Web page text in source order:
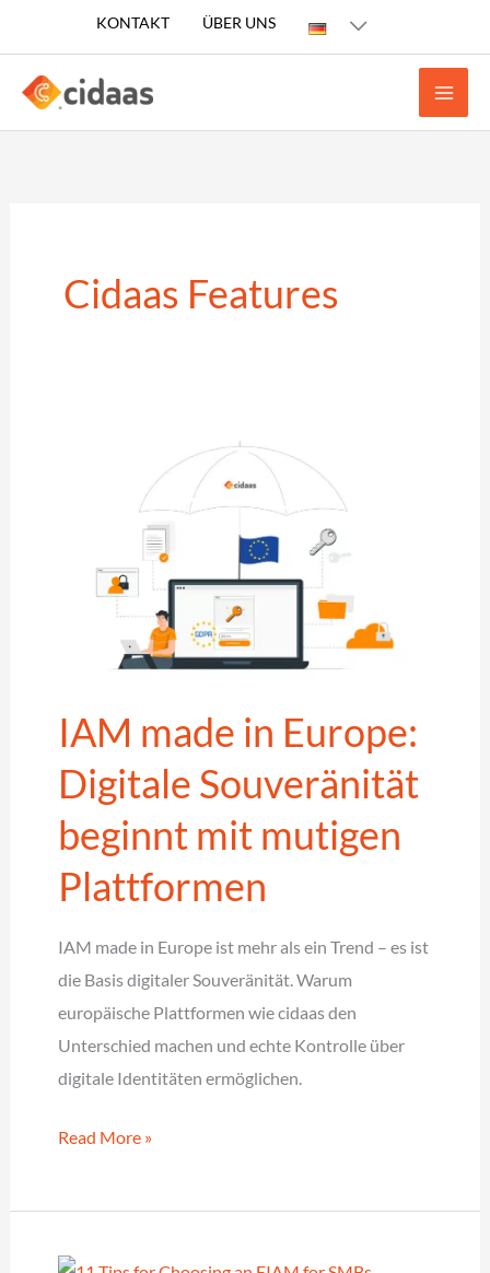
springen
KONTAKT ÜBER UNS
Cidaas Features
IAM made in Europe:
Digitale Souveränität
beginnt mit mutigen
Plattformen
IAM made in Europe ist mehr als ein Trend – es ist
die Basis digitaler Souveränität. Warum
europäische Plattformen wie cidaas den
Unterschied machen und echte Kontrolle über
digitale Identitäten ermöglichen.
IAM
Digitale
Read More »